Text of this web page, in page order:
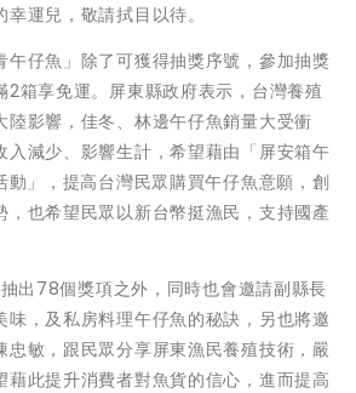
運兒，敬請拭目以待。
午仔魚」除了可獲得抽獎序號，參加抽獎
2箱享免運。屏東縣政府表示，台灣養殖
陸影響，佳冬、林邊午仔魚銷量大受衝
入減少、影響生計，希望藉由「屏安箱午
」，提高台灣民眾購買午仔魚意願，創
，也希望民眾以新台幣挺漁民，支持國產
出78個獎項之外，同時也會邀請副縣長
味，及私房料理午仔魚的秘訣，另也將邀
忠敏，跟民眾分享屏東漁民養殖技術，嚴
藉此提升消費者對魚貨的信心，進而提高